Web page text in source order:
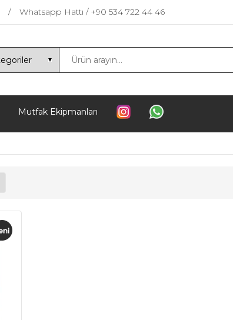
Whatsapp Hattı / +90 534 722 44 46
Mutfak Ekipmanları